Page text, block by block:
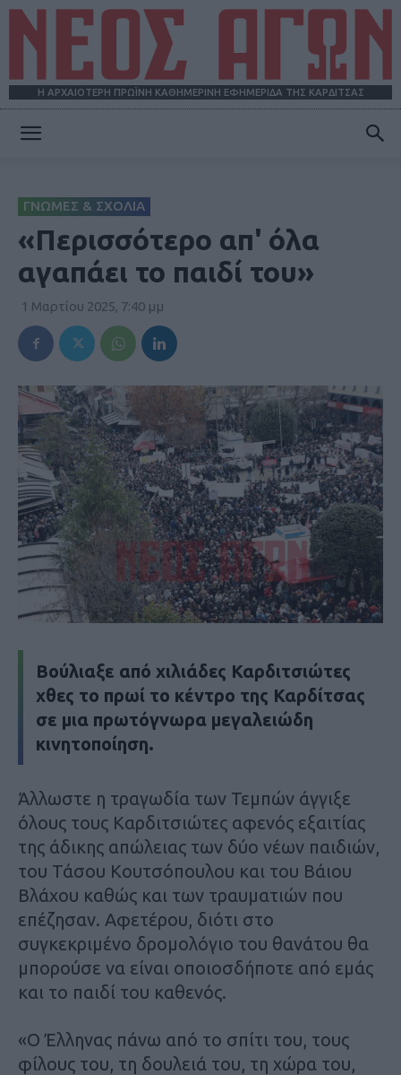
Η ΑΡΧΑΙΟΤΕΡΗ ΠΡΩΪΝΗ ΚΑΘΗΜΕΡΙΝΗ ΕΦΗΜΕΡΙΔΑ ΤΗΣ ΚΑΡΔΙΤΣΑΣ
ΓΝΩΜΕΣ & ΣΧΟΛΙΑ
«Περισσότερο απ' όλα
αγαπάει το παιδί του»
1 Μαρτίου 2025, 7:40 μμ
Βούλιαξε από χιλιάδες Καρδιτσιώτες
χθες το πρωί το κέντρο της Καρδίτσας
σε μια πρωτόγνωρα μεγαλειώδη
κινητοποίηση.
Άλλωστε η τραγωδία των Τεμπών άγγιξε
όλους τους Καρδιτσιώτες αφενός εξαιτίας
της άδικης απώλειας των δύο νέων παιδιών,
του Τάσου Κουτσόπουλου και του Βάιου
Βλάχου καθώς και των τραυματιών που
επέζησαν. Αφετέρου, διότι στο
συγκεκριμένο δρομολόγιο του θανάτου θα
μπορούσε να είναι οποιοσδήποτε από εμάς
και το παιδί του καθενός.
«Ο Έλληνας πάνω από το σπίτι του, τους
φίλους του, τη δουλειά του, τη χώρα του,